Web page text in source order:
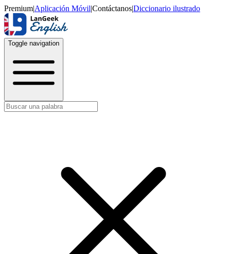
Premium|Aplicación Móvil|Contáctanos|Diccionario ilustrado
Toggle navigation